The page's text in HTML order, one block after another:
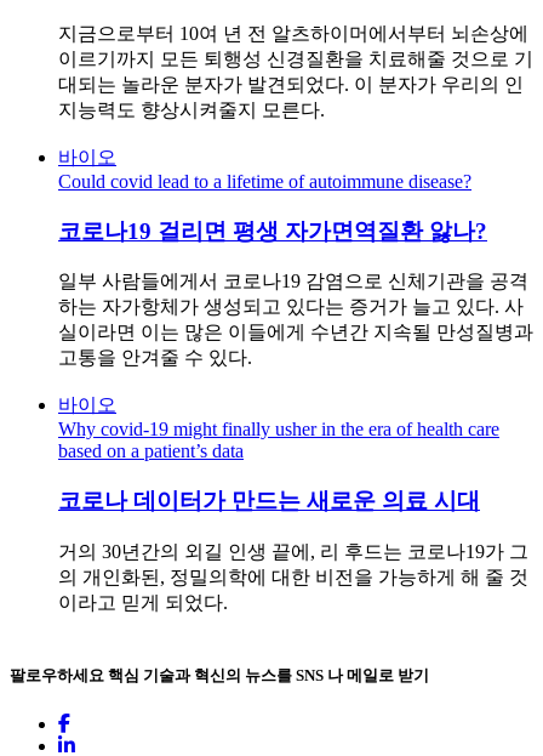
지금으로부터 10여 년 전 알츠하이머에서부터 뇌손상에
이르기까지 모든 퇴행성 신경질환을 치료해줄 것으로 기
대되는 놀라운 분자가 발견되었다. 이 분자가 우리의 인
지능력도 향상시켜줄지 모른다.
바이오
Could covid lead to a lifetime of autoimmune disease?
코로나19 걸리면 평생 자가면역질환 앓나?
일부 사람들에게서 코로나19 감염으로 신체기관을 공격
하는 자가항체가 생성되고 있다는 증거가 늘고 있다. 사
실이라면 이는 많은 이들에게 수년간 지속될 만성질병과
고통을 안겨줄 수 있다.
바이오
Why covid-19 might finally usher in the era of health care
based on a patient’s data
코로나 데이터가 만드는 새로운 의료 시대
거의 30년간의 외길 인생 끝에, 리 후드는 코로나19가 그
의 개인화된, 정밀의학에 대한 비전을 가능하게 해 줄 것
이라고 믿게 되었다.
팔로우하세요 핵심 기술과 혁신의 뉴스를 SNS 나 메일로 받기